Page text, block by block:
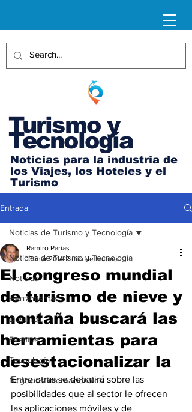
Turismo y
Tecnología
Noticias para la industria de
los Viajes, los Hoteles y el
Turismo
Entrada
Noticias de Turismo y Tecnología
Noticias
Herramientas
Destinos
Eventos
Tecnología
Negocios Internacionales
Noticias de Turismo y Tecnología
El congreso mundial
de turismo de nieve y
montaña buscará las
herramientas para
desestacionalizar la
Ramiro Parias
13 mar 2014 2 min de lectura
Entre otras se debatirá sobre las
posibilidades que al sector le ofrecen
las aplicaciones móviles y de